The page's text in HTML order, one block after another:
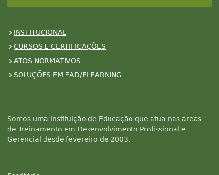
INSTITUCIONAL
CURSOS E CERTIFICAÇÕES
ATOS NORMATIVOS
SOLUÇÕES EM EAD/ELEARNING
Somos uma instituição de Educação que atua nas áreas
de Treinamento em Desenvolvimento Profissional e
Gerencial desde fevereiro de 2003.